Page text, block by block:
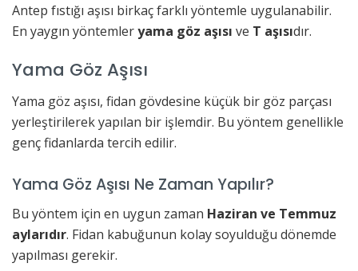
Antep fıstığı aşısı birkaç farklı yöntemle uygulanabilir.
En yaygın yöntemleryama göz aşısı ve T aşısıdır.
Yama Göz Aşısı
Yama göz aşısı, fidan gövdesine küçük bir göz parçası
yerleştirilerek yapılan bir işlemdir. Bu yöntem genellikle
genç fidanlarda tercih edilir.
Yama Göz Aşısı Ne Zaman Yapılır?
Bu yöntem için en uygun zaman Haziran ve Temmuz
aylarıdır. Fidan kabuğunun kolay soyulduğu dönemde
yapılması gerekir.